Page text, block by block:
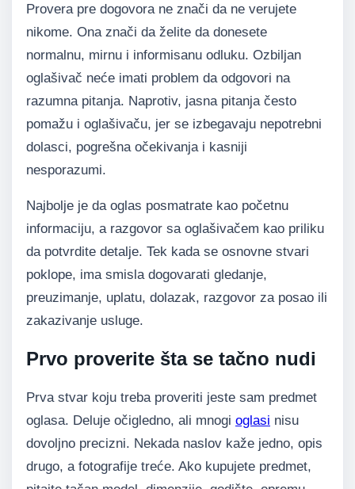
Provera pre dogovora ne znači da ne verujete
nikome. Ona znači da želite da donesete
normalnu, mirnu i informisanu odluku. Ozbiljan
oglašivač neće imati problem da odgovori na
razumna pitanja. Naprotiv, jasna pitanja često
pomažu i oglašivaču, jer se izbegavaju nepotrebni
dolasci, pogrešna očekivanja i kasniji
nesporazumi.
Najbolje je da oglas posmatrate kao početnu
informaciju, a razgovor sa oglašivačem kao priliku
da potvrdite detalje. Tek kada se osnovne stvari
poklope, ima smisla dogovarati gledanje,
preuzimanje, uplatu, dolazak, razgovor za posao ili
zakazivanje usluge.
Prvo proverite šta se tačno nudi
Prva stvar koju treba proveriti jeste sam predmet
oglasa. Deluje očigledno, ali mnogi oglasi nisu
dovoljno precizni. Nekada naslov kaže jedno, opis
drugo, a fotografije treće. Ako kupujete predmet,